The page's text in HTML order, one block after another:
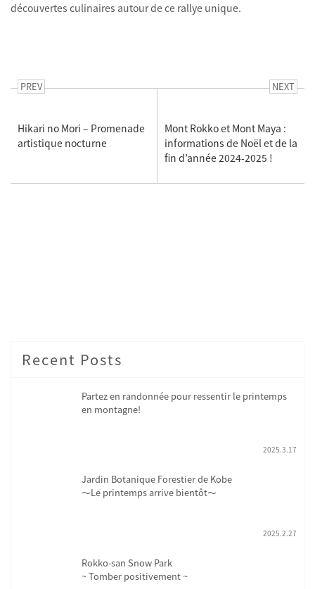
découvertes culinaires autour de ce rallye unique.
PREV
Hikari no Mori – Promenade
artistique nocturne
NEXT
Mont Rokko et Mont Maya :
informations de Noël et de la
fin d’année 2024-2025 !
Recent Posts
Partez en randonnée pour ressentir le printemps
en montagne!
2025.3.17
Jardin Botanique Forestier de Kobe
～Le printemps arrive bientôt～
2025.2.27
Rokko-san Snow Park
~ Tomber positivement ~